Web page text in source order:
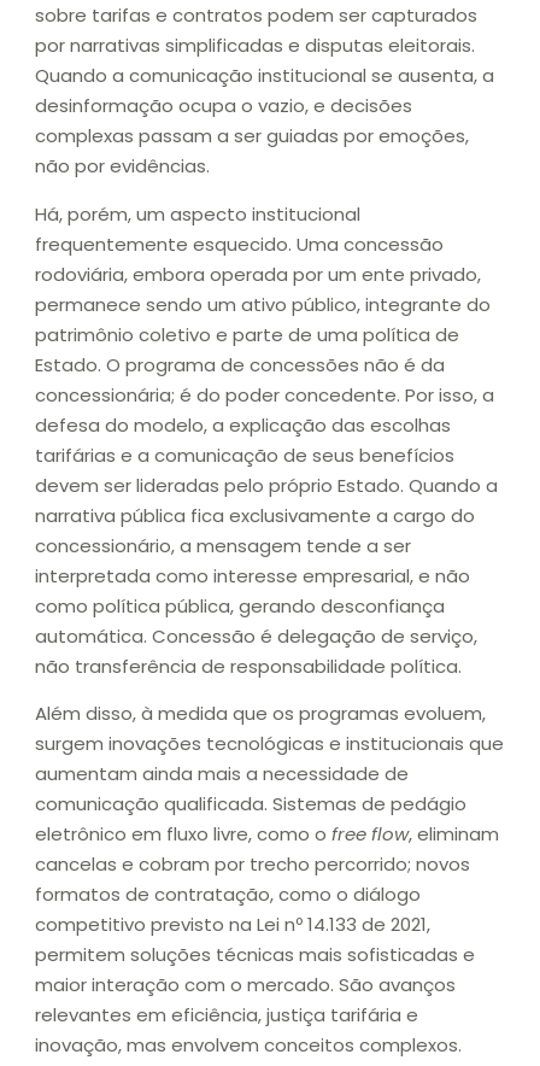
sobre tarifas e contratos podem ser capturados
por narrativas simplificadas e disputas eleitorais.
Quando a comunicação institucional se ausenta, a
desinformação ocupa o vazio, e decisões
complexas passam a ser guiadas por emoções,
não por evidências.
Há, porém, um aspecto institucional
frequentemente esquecido. Uma concessão
rodoviária, embora operada por um ente privado,
permanece sendo um ativo público, integrante do
patrimônio coletivo e parte de uma política de
Estado. O programa de concessões não é da
concessionária; é do poder concedente. Por isso, a
defesa do modelo, a explicação das escolhas
tarifárias e a comunicação de seus benefícios
devem ser lideradas pelo próprio Estado. Quando a
narrativa pública fica exclusivamente a cargo do
concessionário, a mensagem tende a ser
interpretada como interesse empresarial, e não
como política pública, gerando desconfiança
automática. Concessão é delegação de serviço,
não transferência de responsabilidade política.
Além disso, à medida que os programas evoluem,
surgem inovações tecnológicas e institucionais que
aumentam ainda mais a necessidade de
comunicação qualificada. Sistemas de pedágio
eletrônico em fluxo livre, como o free flow, eliminam
cancelas e cobram por trecho percorrido; novos
formatos de contratação, como o diálogo
competitivo previsto na Lei nº 14.133 de 2021,
permitem soluções técnicas mais sofisticadas e
maior interação com o mercado. São avanços
relevantes em eficiência, justiça tarifária e
inovação, mas envolvem conceitos complexos.